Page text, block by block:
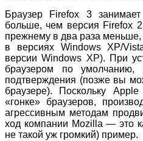
Браузер Firefox 3
больше, чем версия Firefox
прежнему в два раза
в версиях Windows XP/
версии Windows XP). При
браузером по
подтверждения (позже вы
браузере). Поскольку
«гонке» браузеров,
агрессивным методам
ход компании Mozilla — это
не такой уж громкий) пример.